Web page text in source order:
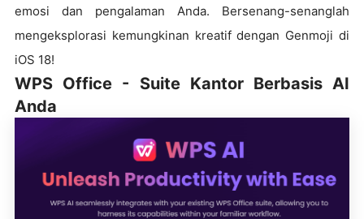
emosi dan pengalaman Anda. Bersenang-senanglah
mengeksplorasi kemungkinan kreatif dengan Genmoji di
iOS 18!
WPS Office - Suite Kantor Berbasis AI
Anda